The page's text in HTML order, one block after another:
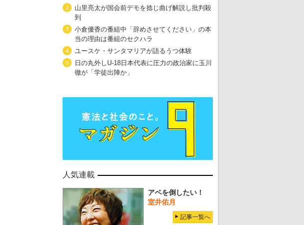
2
山里亮太が国会前デモを捻じ曲げ解説し批判殺
到
3
小倉優香の番組中「辞めさせてください」の本
当の理由は番組のセクハラ
4 ユースケ・サンタマリアが語るうつ体験
5
日の丸外しU-18日本代表に圧力の政治家に玉川
徹が「学徒出陣か」
人気連載
アベを倒したい！
室井佑月
記事一覧へ